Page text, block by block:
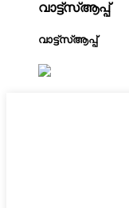
വാട്ട്‌സ്ആപ്പ്
വാട്ട്‌സ്ആപ്പ്